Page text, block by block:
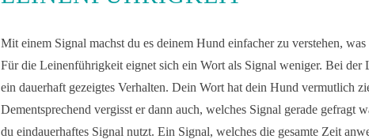
Mit einem Signal machst du es deinem Hund einfacher zu verstehen,
Für die Leinenführigkeit eignet sich ein Wort als Signal weniger. Bei der
ein dauerhaft gezeigtes Verhalten. Dein Wort hat dein Hund vermutlich
Dementsprechend vergisst er dann auch, welches Signal gerade gefragt
du eindauerhaftes Signal nutzt. Ein Signal, welches die gesamte Zeit